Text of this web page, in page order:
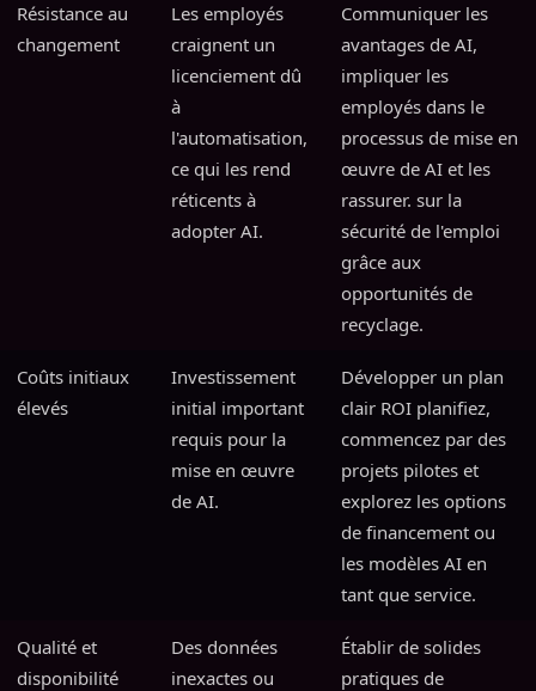
Résistance au
changement
Les employés
craignent un
licenciement dû
à
l'automatisation,
ce qui les rend
réticents à
adopter AI.
Communiquer les
avantages de AI,
impliquer les
employés dans le
processus de mise en
œuvre de AI et les
rassurer. sur la
sécurité de l'emploi
grâce aux
opportunités de
recyclage.
Coûts initiaux
élevés
Investissement
initial important
requis pour la
mise en œuvre
de AI.
Développer un plan
clair ROI planifiez,
commencez par des
projets pilotes et
explorez les options
de financement ou
les modèles AI en
tant que service.
Qualité et
disponibilité
Des données
inexactes ou
Établir de solides
pratiques de